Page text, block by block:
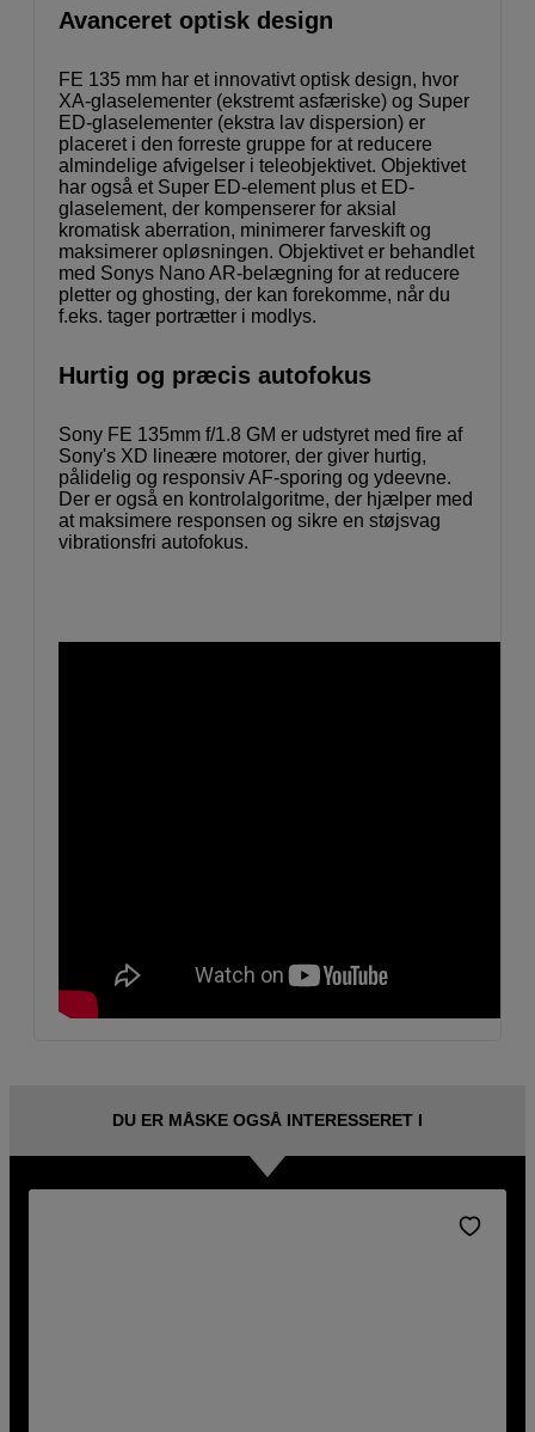
Avanceret optisk design
FE 135 mm har et innovativt optisk design, hvor
XA-glaselementer (ekstremt asfæriske) og Super
ED-glaselementer (ekstra lav dispersion) er
placeret i den forreste gruppe for at reducere
almindelige afvigelser i teleobjektivet. Objektivet
har også et Super ED-element plus et ED-
glaselement, der kompenserer for aksial
kromatisk aberration, minimerer farveskift og
maksimerer opløsningen. Objektivet er behandlet
med Sonys Nano AR-belægning for at reducere
pletter og ghosting, der kan forekomme, når du
f.eks. tager portrætter i modlys.
Hurtig og præcis autofokus
Sony FE 135mm f/1.8 GM er udstyret med fire af
Sony's XD lineære motorer, der giver hurtig,
pålidelig og responsiv AF-sporing og ydeevne.
Der er også en kontrolalgoritme, der hjælper med
at maksimere responsen og sikre en støjsvag
vibrationsfri autofokus.
DU ER MÅSKE OGSÅ INTERESSERET I